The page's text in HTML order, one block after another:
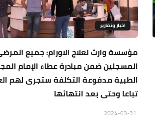
اخبار وتقارير
مؤسسة وارث لعلاج الاورام: جميع
المسجلين ضمن مبادرة عطاء الإمام
الطبية مدفوعة التكلفة ستجرى لهم
تباعا وحتى بعد انتهائها